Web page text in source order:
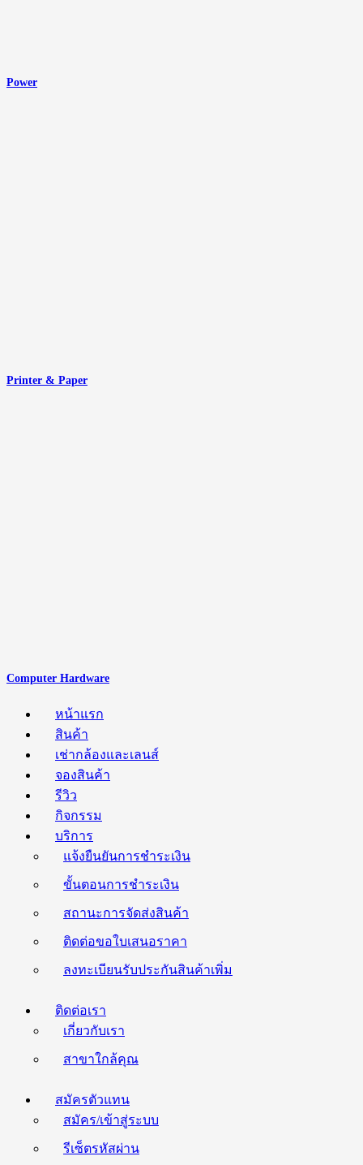
Power
Printer & Paper
Computer Hardware
หน้าแรก
สินค้า
เช่ากล้องและเลนส์
จองสินค้า
รีวิว
กิจกรรม
บริการ
แจ้งยืนยันการชำระเงิน
ขั้นตอนการชำระเงิน
สถานะการจัดส่งสินค้า
ติดต่อขอใบเสนอราคา
ลงทะเบียนรับประกันสินค้าเพิ่ม
ติดต่อเรา
เกี่ยวกับเรา
สาขาใกล้คุณ
สมัครตัวแทน
สมัคร/เข้าสู่ระบบ
รีเซ็ตรหัสผ่าน